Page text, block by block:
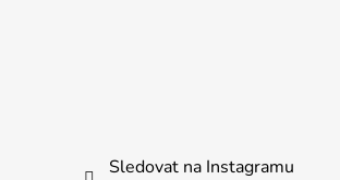
Sledovat na Instagramu